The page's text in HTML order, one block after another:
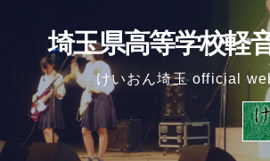
content
埼玉県高等学校軽
けいおん埼玉 official